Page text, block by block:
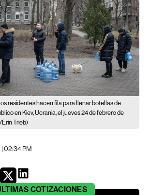
residentes hacen fila para llenar botellas de
en Kiev, Ucrania, el jueves 24 de febrero de
Trieb)
02:34 PM
COTIZACIONES